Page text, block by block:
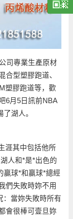
司專業生產原材
合型塑膠跑道、
塑膠跑道等，歡
6月5日訊前NBA
湖人。
涯其中包括他所
人和*是*出色的
贏球*和贏球*總經
們失敗時妳不用
：當妳失敗時所有
會很棒可壹旦妳